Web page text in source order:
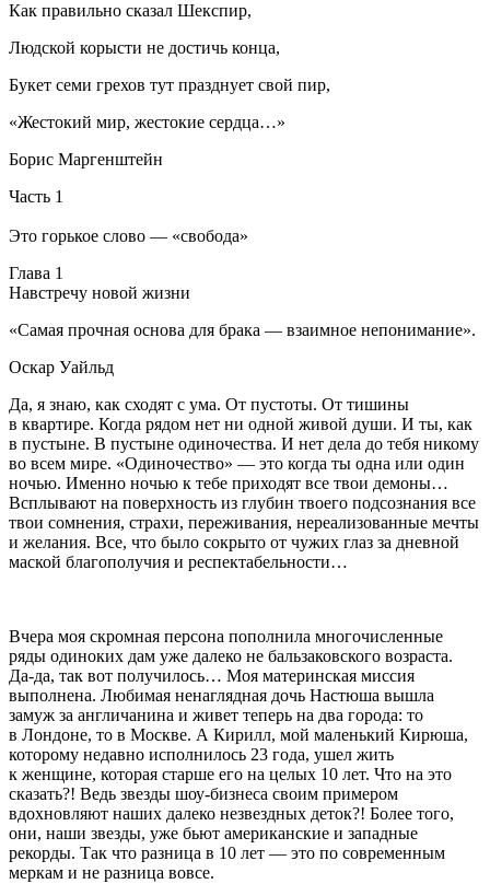
Как правильно сказал Шекспир,
Людской корысти не достичь конца,
Букет семи грехов тут празднует свой пир,
«Жестокий мир, жестокие сердца…»
Борис Маргенштейн
Часть 1
Это горькое слово — «свобода»
Глава 1
Навстречу новой жизни
«Самая прочная основа для брака — взаимное непонимание».
Оскар Уайльд
Да, я знаю, как сходят с ума. От пустоты. От тишины
в квартире. Когда рядом нет ни одной живой души. И ты, как
в пустыне. В пустыне одиночества. И нет дела до тебя никому
во всем мире. «Одиночество» — это когда ты одна или один
ночью. Именно ночью к тебе приходят все твои демоны…
Всплывают на поверхность из глубин твоего подсознания все
твои сомнения, страхи, переживания, нереализованные мечты
и желания. Все, что было сокрыто от чужих глаз за дневной
маской благополучия и респектабельности…
Вчера моя скромная персона пополнила многочисленные
ряды одиноких дам уже далеко не бальзаковского возраста.
Да-да, так вот получилось… Моя материнская миссия
выполнена. Любимая ненаглядная дочь Настюша вышла
замуж за англичанина и живет теперь на два города: то
в Лондоне, то в Москве. А Кирилл, мой маленький Кирюша,
которому недавно исполнилось 23 года, ушел жить
к женщине, которая старше его на целых 10 лет. Что на это
сказать?! Ведь звезды шоу-бизнеса своим примером
вдохновляют наших далеко незвездных деток?! Более того,
они, наши звезды, уже бьют американские и западные
рекорды. Так что разница в 10 лет — это по современным
меркам и не разница вовсе.